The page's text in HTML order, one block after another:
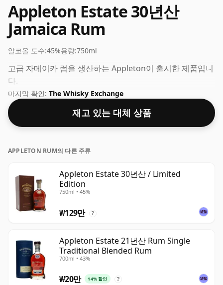
Appleton Estate 30년산
Jamaica Rum
알코올 도수:45%용량:750ml
고급 자메이카 럼을 생산하는 Appleton이 출시한 제품입니
다.
마지막 확인: The Whisky Exchange
재고 있는 대체 상품
APPLETON RUM의 다른 주류
Appleton Estate 30년산 / Limited
Edition
750ml • 45%
₩129만 ?
Appleton Estate 21년산 Rum Single
Traditional Blended Rum
700ml • 43%
₩20만 14% 할인 ?